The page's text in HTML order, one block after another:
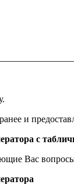
и
с
Вас